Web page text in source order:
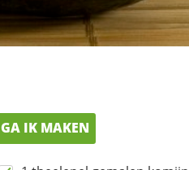
GA IK MAKEN